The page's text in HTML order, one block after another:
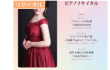
リサイタル